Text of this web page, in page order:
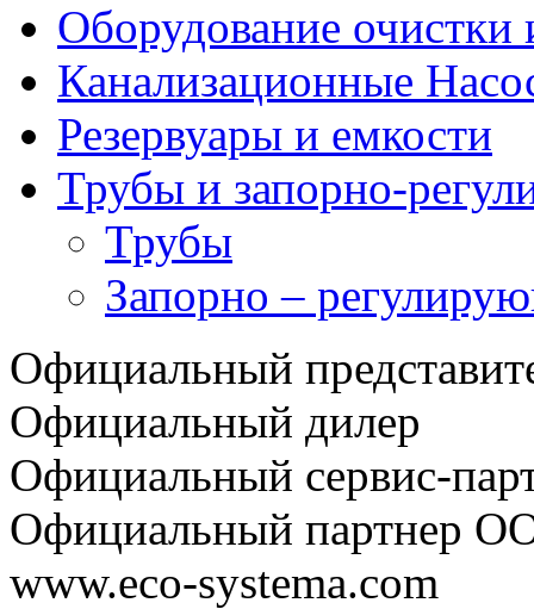
Оборудование очистки
Канализационные
Резервуары и емкости
Трубы и запорно-
Трубы
Запорно –
Официальный
Официальный дилер
Официальный сервис-
Официальный партнер
www.eco-systema.com